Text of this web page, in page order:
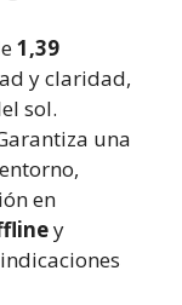
1,39
y claridad,
sol.
una
en
y